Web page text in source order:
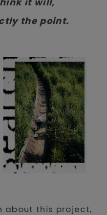
the point.
about this project,